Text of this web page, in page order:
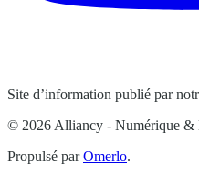
Site d’information publié par
© 2026 Alliancy - Numérique &
Propulsé parOmerlo.